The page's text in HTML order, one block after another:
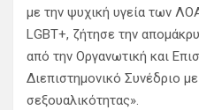
με την ψυχική υγεία των
LGBT+, ζήτησε την
από την Oργανωτική και
Διεπιστημονικό Συνέδριο
σεξουαλικότητας».